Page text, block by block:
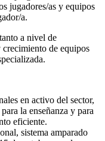
jugadores/as y equipos
a.
a nivel de
crecimiento de equipos
en activo del sector,
la enseñanza y para
eficiente.
sistema amparado